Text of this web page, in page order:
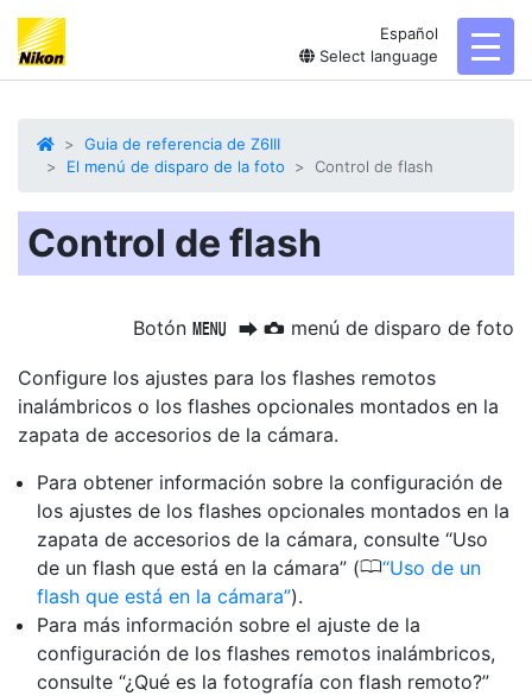
Español
Select language
Guia de referencia de Z6III
El menú de disparo de la foto
Control de flash
Control de flash
Botón G U C menú de disparo de foto
Configure los ajustes para los flashes remotos
inalámbricos o los flashes opcionales montados en la
zapata de accesorios de la cámara.
Para obtener información sobre la configuración de
los ajustes de los flashes opcionales montados en la
zapata de accesorios de la cámara, consulte “Uso
de un flash que está en la cámara” (0 Uso de un
flash que está en la cámara ).
Para más información sobre el ajuste de la
configuración de los flashes remotos inalámbricos,
consulte “¿Qué es la fotografía con flash remoto?”